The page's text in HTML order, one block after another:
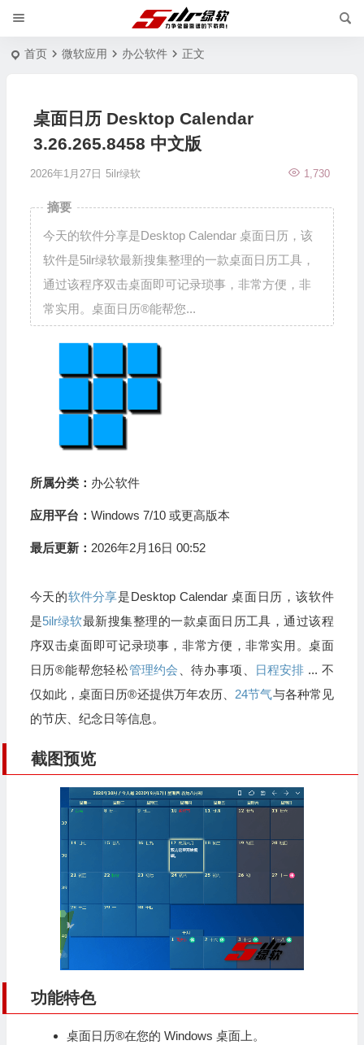
首页 微软应用 办公软件 正文
桌面日历 Desktop Calendar
3.26.265.8458 中文版
2026年1月27日 5ilr绿软 1,730
摘要
今天的软件分享是Desktop Calendar 桌面日历，该
软件是5ilr绿软最新搜集整理的一款桌面日历工具，
通过该程序双击桌面即可记录琐事，非常方便，非
常实用。桌面日历®能帮您...
所属分类： 办公软件
应用平台： Windows 7/10 或更高版本
最后更新： 2026年2月16日 00:52
今天的软件分享是Desktop Calendar 桌面日历，该软件
是5ilr绿软最新搜集整理的一款桌面日历工具，通过该程
序双击桌面即可记录琐事，非常方便，非常实用。桌面
日历®能帮您轻松管理约会 、待办事项、 日程安排 ... 不
仅如此，桌面日历®还提供万年农历、 24节气与各种常见
的节庆、纪念日等信息。
截图预览
功能特色
桌面日历®在您的 Windows 桌面上。